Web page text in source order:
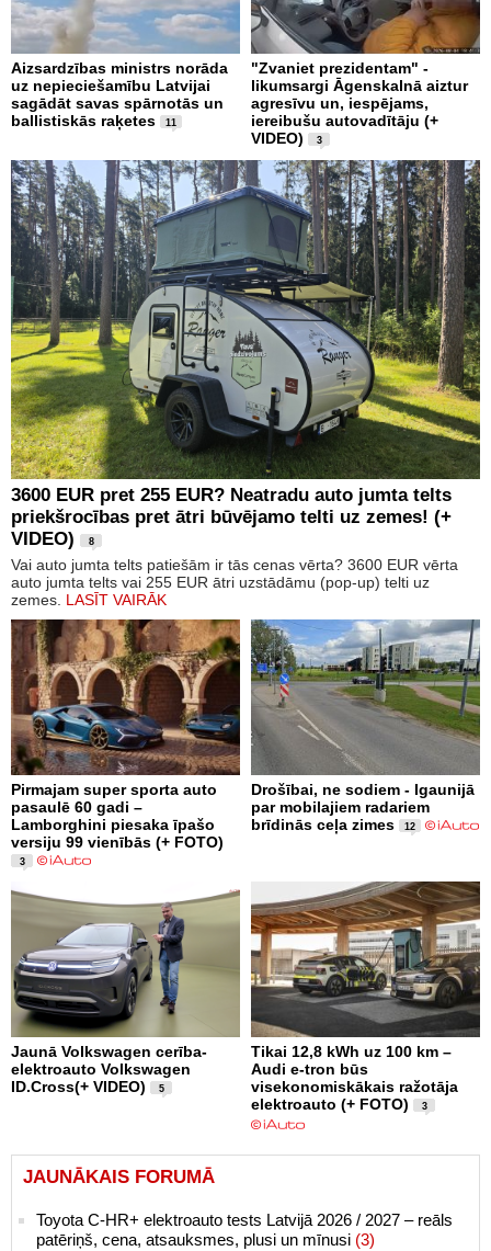
Aizsardzības ministrs norāda
uz nepieciešamību Latvijai
sagādāt savas spārnotās un
ballistiskās raķetes
11
"Zvaniet prezidentam" -
likumsargi Āgenskalnā aiztur
agresīvu un, iespējams,
iereibušu autovadītāju (+
VIDEO)
3
3600 EUR pret 255 EUR? Neatradu auto jumta telts
priekšrocības pret ātri būvējamo telti uz zemes! (+
VIDEO)
8
Vai auto jumta telts patiešām ir tās cenas vērta? 3600 EUR vērta
auto jumta telts vai 255 EUR ātri uzstādāmu (pop-up) telti uz
zemes. LASĪT VAIRĀK
Pirmajam super sporta auto
pasaulē 60 gadi –
Lamborghini piesaka īpašo
versiju 99 vienībās (+ FOTO)
3
Drošībai, ne sodiem - Igaunijā
par mobilajiem radariem
brīdinās ceļa zimes
12
Jaunā Volkswagen cerība-
elektroauto Volkswagen
ID.Cross(+ VIDEO)
5
Tikai 12,8 kWh uz 100 km –
Audi e-tron būs
visekonomiskākais ražotāja
elektroauto (+ FOTO)
3
JAUNĀKAIS FORUMĀ
Toyota C-HR+ elektroauto tests Latvijā 2026 / 2027 – reāls
patēriņš, cena, atsauksmes, plusi un mīnusi (3)